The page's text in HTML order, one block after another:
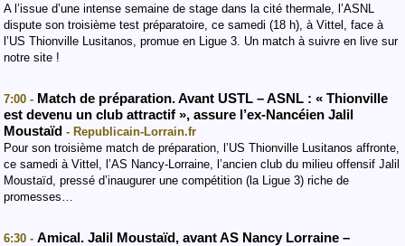
A l’issue d’une intense semaine de stage dans la cité thermale, l’ASNL
dispute son troisième test préparatoire, ce samedi (18 h), à Vittel, face à
l’US Thionville Lusitanos, promue en Ligue 3. Un match à suivre en live sur
notre site !
7:00 - Match de préparation. Avant USTL – ASNL : « Thionville
est devenu un club attractif », assure l’ex-Nancéien Jalil
Moustaïd - Republicain-Lorrain.fr
Pour son troisième match de préparation, l’US Thionville Lusitanos affronte,
ce samedi à Vittel, l’AS Nancy-Lorraine, l’ancien club du milieu offensif Jalil
Moustaïd, pressé d’inaugurer une compétition (la Ligue 3) riche de
promesses…
6:30 - Amical. Jalil Moustaïd, avant AS Nancy Lorraine –